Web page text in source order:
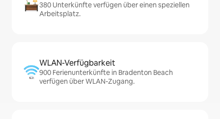
380 Unterkünfte verfügen über einen speziellen
Arbeitsplatz.
WLAN-Verfügbarkeit
900 Ferienunterkünfte in Bradenton Beach
verfügen über WLAN-Zugang.